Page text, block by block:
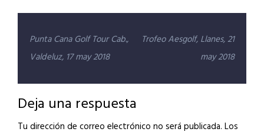
Navegación
de
entradas
Punta Cana Golf Tour Cab.,
Valdeluz, 17 may 2018
Trofeo Aesgolf, Llanes, 21
may 2018
Deja una respuesta
Tu dirección de correo electrónico no será publicada. Los